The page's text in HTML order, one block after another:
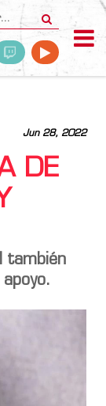
Jun 28, 2022
DE
también